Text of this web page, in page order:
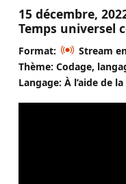
15 décembre,
Temps universel
Format:
Stream
Thème: Codage,
Langage: À l’aide de